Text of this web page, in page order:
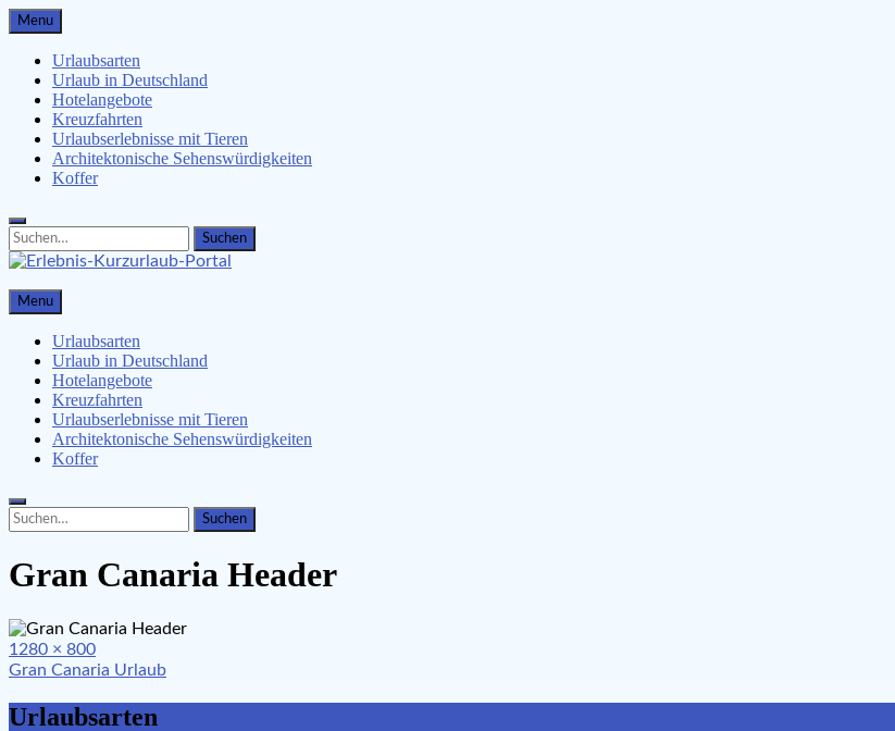
Skip
to
content
Menu
Urlaubsarten
Urlaub in Deutschland
Hotelangebote
Kreuzfahrten
Urlaubserlebnisse mit Tieren
Architektonische Sehenswürdigkeiten
Koffer
Search
for:
Search
Erlebnis-Kurzurlaub-Portal
Urlaubsangebote, Erlebnisse & mehr
Menu
Urlaubsarten
Urlaub in Deutschland
Hotelangebote
Kreuzfahrten
Urlaubserlebnisse mit Tieren
Architektonische Sehenswürdigkeiten
Koffer
Search
for:
Search
Gran Canaria Header
Full
size
1280 × 800
Beitragsnavigation
Gran Canaria Urlaub
Urlaubsarten